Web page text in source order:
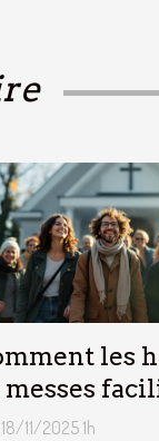
les
messes
des
11/2025 1h